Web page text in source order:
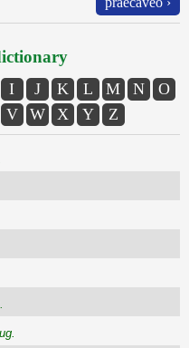
I J K L M N
O
V W X Y Z